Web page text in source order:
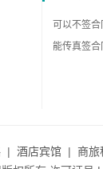
可以不签合
能传真签合
| 酒店宾馆 | 商旅